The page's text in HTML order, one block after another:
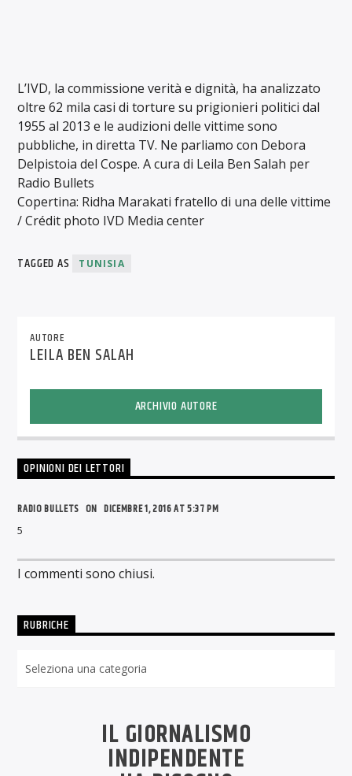
L’IVD, la commissione verità e dignità, ha analizzato
oltre 62 mila casi di torture su prigionieri politici dal
1955 al 2013 e le audizioni delle vittime sono
pubbliche, in diretta TV. Ne parliamo con Debora
Delpistoia del Cospe. A cura di Leila Ben Salah per
Radio Bullets
Copertina: Ridha Marakati fratello di una delle vittime
/ Crédit photo IVD Media center
TAGGED AS TUNISIA
AUTORE
LEILA BEN SALAH
ARCHIVIO AUTORE
OPINIONI DEI LETTORI
RADIO BULLETS ONDICEMBRE 1, 2016 AT 5:37 PM
5
I commenti sono chiusi.
RUBRICHE
IL GIORNALISMO
INDIPENDENTE